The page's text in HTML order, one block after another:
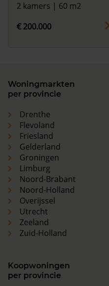
2 kamers | 60 m2
€ 200.000
Woningmarkten
per provincie
Drenthe
Flevoland
Friesland
Gelderland
Groningen
Limburg
Noord-Brabant
Noord-Holland
Overijssel
Utrecht
Zeeland
Zuid-Holland
Koopwoningen
per provincie